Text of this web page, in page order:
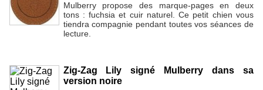
Mulberry propose des marque-pages en deux
tons : fuchsia et cuir naturel. Ce petit chien vous
tiendra compagnie pendant toutes vos séances de
lecture.
Zig-Zag Lily signé Mulberry dans sa
version noire